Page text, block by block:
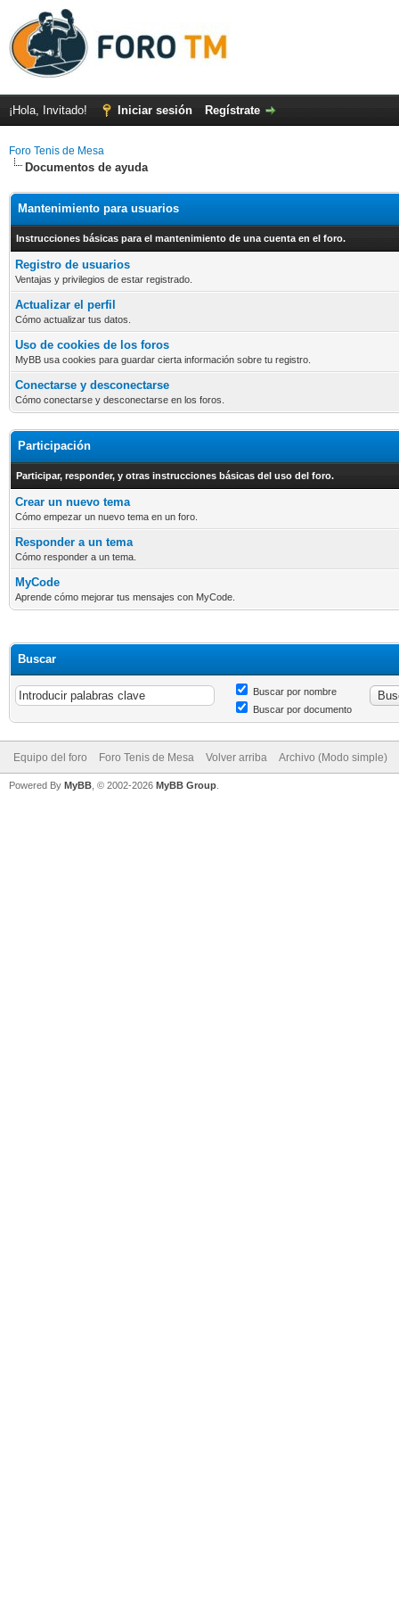
¡Hola, Invitado! Iniciar sesión Regístrate
Foro Tenis de Mesa
Documentos de ayuda
Mantenimiento para usuarios
Instrucciones básicas para el mantenimiento de una cuenta en el foro.
Registro de usuarios
Ventajas y privilegios de estar registrado.
Actualizar el perfil
Cómo actualizar tus datos.
Uso de cookies de los foros
MyBB usa cookies para guardar cierta información sobre tu registro.
Conectarse y desconectarse
Cómo conectarse y desconectarse en los foros.
Participación
Participar, responder, y otras instrucciones básicas del uso del foro.
Crear un nuevo tema
Cómo empezar un nuevo tema en un foro.
Responder a un tema
Cómo responder a un tema.
MyCode
Aprende cómo mejorar tus mensajes con MyCode.
Buscar
Buscar por nombre
Buscar por documento
Equipo del foro Foro Tenis de Mesa Volver arriba Archivo (Modo simple)
Powered By MyBB , © 2002-2026 MyBB Group